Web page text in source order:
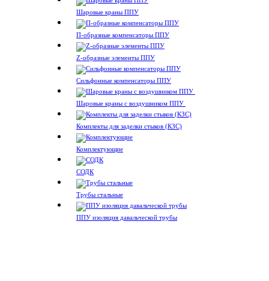
Шаровые краны ППУ
П-образные компенсаторы ППУ
Z-образные элементы ППУ
Сильфонные компенсаторы ППУ
Шаровые краны с воздушником ППУ
Комплекты для заделки стыков (КЗС)
Комплектующие
СОДК
Трубы стальные
ППУ изоляция давальческой трубы